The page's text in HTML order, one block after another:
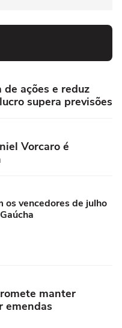
ações e reduz
supera previsões
Vorcaro é
os vencedores de julho
manter
emendas